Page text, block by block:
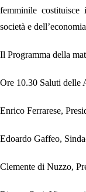
femminile
società e
Il Programma della
Ore 10.30 Saluti delle
Enrico Ferrarese,
Edoardo Gaffeo,
Clemente di Nuzzo,